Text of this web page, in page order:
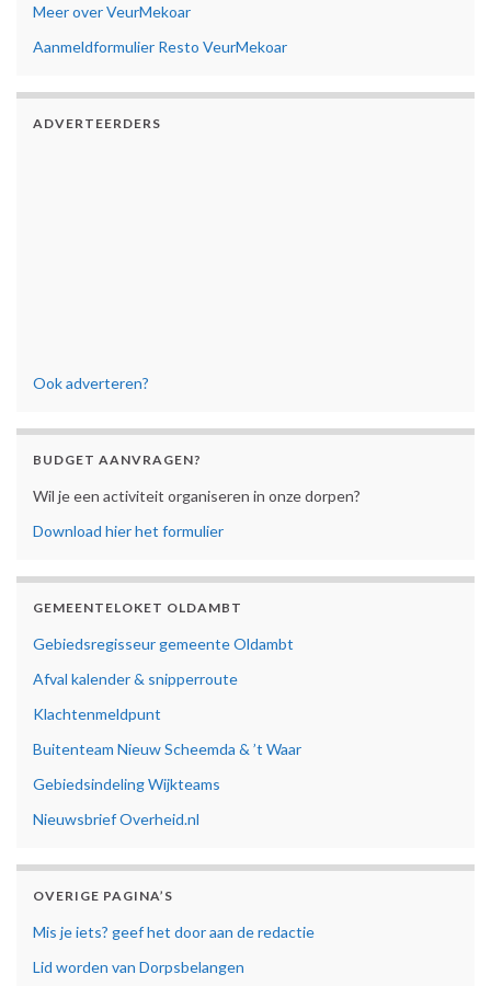
Meer over VeurMekoar
Aanmeldformulier Resto VeurMekoar
ADVERTEERDERS
Ook adverteren?
BUDGET AANVRAGEN?
Wil je een activiteit organiseren in onze dorpen?
Download hier het formulier
GEMEENTELOKET OLDAMBT
Gebiedsregisseur gemeente Oldambt
Afval kalender & snipperroute
Klachtenmeldpunt
Buitenteam Nieuw Scheemda & ’t Waar
Gebiedsindeling Wijkteams
Nieuwsbrief Overheid.nl
OVERIGE PAGINA’S
Mis je iets? geef het door aan de redactie
Lid worden van Dorpsbelangen